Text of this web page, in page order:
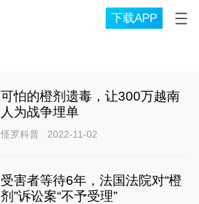
下载APP
可怕的橙剂遗毒，让300万越南
人为战争埋单
怪罗科普 2022-11-02
受害者等待6年，法国法院对“橙
剂”诉讼案“不予受理”